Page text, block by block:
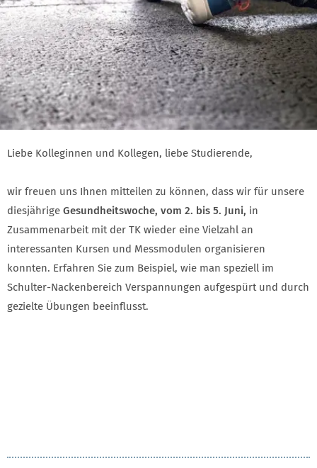
Liebe Kolleginnen und Kollegen, liebe Studierende,
wir freuen uns Ihnen mitteilen zu können, dass wir für unsere
diesjährige Gesundheitswoche, vom 2. bis 5. Juni, in
Zusammenarbeit mit der TK wieder eine Vielzahl an
interessanten Kursen und Messmodulen organisieren
konnten. Erfahren Sie zum Beispiel, wie man speziell im
Schulter-Nackenbereich Verspannungen aufgespürt und durch
gezielte Übungen beeinflusst.